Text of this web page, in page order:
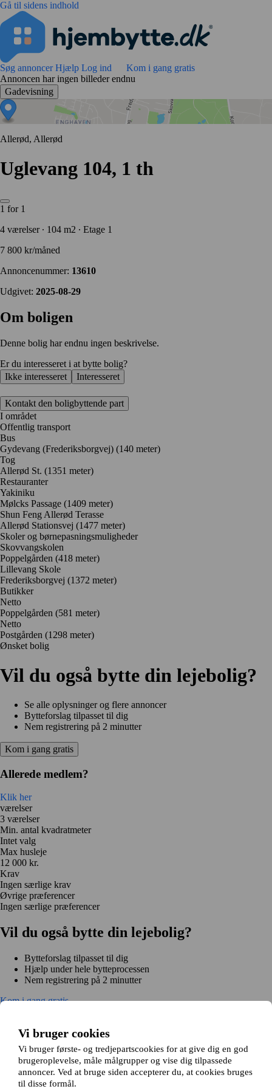
Gå til sidens indhold
Vi bruger cookies
Vi bruger første- og tredjepartscookies for at give dig en god
brugeroplevelse, måle målgrupper og vise dig tilpassede
annoncer. Ved at bruge siden accepterer du, at cookies bruges
til disse formål.
Søg annoncerHjælp Log ind
Kom i gang gratis
Annoncen har ingen billeder endnu
Gadevisning
Allerød, Allerød
Uglevang 104, 1 th
1 for 1
4 værelser ∙ 104 m2 ∙ Etage 1
7 800 kr/måned
Annoncenummer: 13610
Udgivet: 2025-08-29
Om boligen
Denne bolig har endnu ingen beskrivelse.
Er du interesseret i at bytte bolig?
Ikke interesseret
Interesseret
Kontakt den boligbyttende part
I området
Offentlig transport
Bus
Gydevang (Frederiksborgvej) (140 meter)
Tog
Allerød St. (1351 meter)
Restauranter
Yakiniku
Mølcks Passage (1409 meter)
Shun Feng Allerød Terasse
Allerød Stationsvej (1477 meter)
Skoler og børnepasningsmuligheder
Skovvangskolen
Poppelgården (418 meter)
Lillevang Skole
Frederiksborgvej (1372 meter)
Butikker
Netto
Poppelgården (581 meter)
Netto
Postgården (1298 meter)
Ønsket bolig
Vil du også bytte din lejebolig?
Se alle oplysninger og flere annoncer
Bytteforslag tilpasset til dig
Nem registrering på 2 minutter
Kom i gang gratis
Allerede medlem?
Klik her
værelser
3 værelser
Min. antal kvadratmeter
Intet valg
Max husleje
12 000 kr.
Krav
Ingen særlige krav
Øvrige præferencer
Ingen særlige præferencer
Vil du også bytte din lejebolig?
Bytteforslag tilpasset til dig
Hjælp under hele bytteprocessen
Nem registrering på 2 minutter
Kom i gang gratis
Læs mere
Nyheder og tips
Om Hjembytte.dk
Om osGenerelle vilkår og betingelser Behandling af
personoplysninger CookiepolitikSitemap